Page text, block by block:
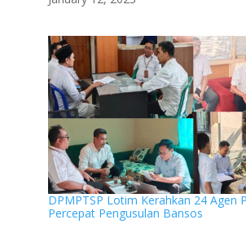
DPMPTSP Lotim Kerahkan 24 Agen
Percepat Pengusulan Bansos